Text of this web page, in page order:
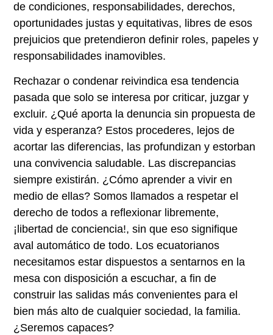
de condiciones, responsabilidades, derechos,
oportunidades justas y equitativas, libres de esos
prejuicios que pretendieron definir roles, papeles y
responsabilidades inamovibles.
Rechazar o condenar reivindica esa tendencia
pasada que solo se interesa por criticar, juzgar y
excluir. ¿Qué aporta la denuncia sin propuesta de
vida y esperanza? Estos procederes, lejos de
acortar las diferencias, las profundizan y estorban
una convivencia saludable. Las discrepancias
siempre existirán. ¿Cómo aprender a vivir en
medio de ellas? Somos llamados a respetar el
derecho de todos a reflexionar libremente,
¡libertad de conciencia!, sin que eso signifique
aval automático de todo. Los ecuatorianos
necesitamos estar dispuestos a sentarnos en la
mesa con disposición a escuchar, a fin de
construir las salidas más convenientes para el
bien más alto de cualquier sociedad, la familia.
¿Seremos capaces?